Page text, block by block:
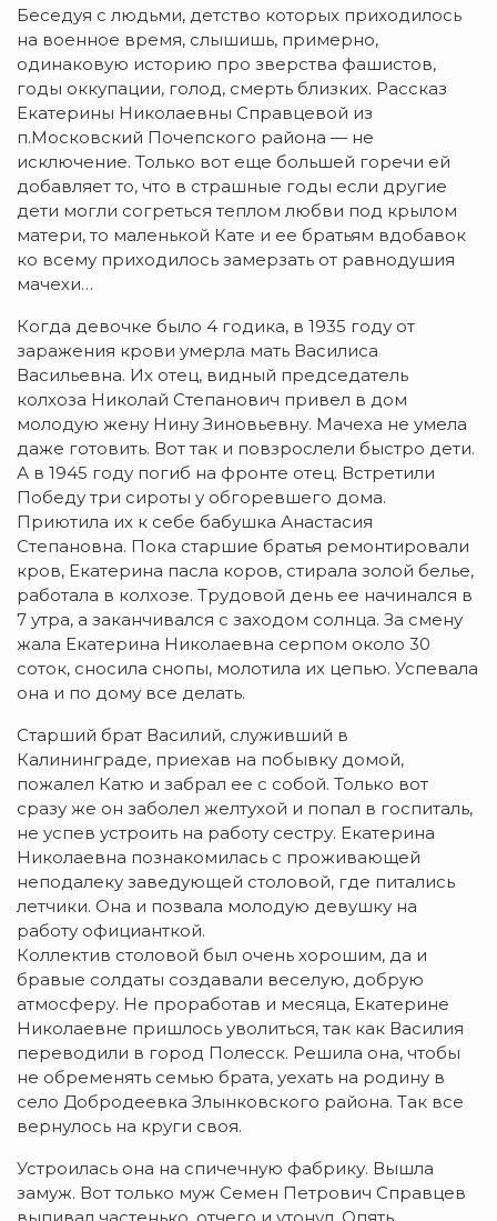
Беседуя с людьми, детство которых приходилось
на военное время, слышишь, примерно,
одинаковую историю про зверства фашистов,
годы оккупации, голод, смерть близких. Рассказ
Екатерины Николаевны Справцевой из
п.Московский Почепского района — не
исключение. Только вот еще большей горечи ей
добавляет то, что в страшные годы если другие
дети могли согреться теплом любви под крылом
матери, то маленькой Кате и ее братьям вдобавок
ко всему приходилось замерзать от равнодушия
мачехи…
Когда девочке было 4 годика, в 1935 году от
заражения крови умерла мать Василиса
Васильевна. Их отец, видный председатель
колхоза Николай Степанович привел в дом
молодую жену Нину Зиновьевну. Мачеха не умела
даже готовить. Вот так и повзрослели быстро дети.
А в 1945 году погиб на фронте отец. Встретили
Победу три сироты у обгоревшего дома.
Приютила их к себе бабушка Анастасия
Степановна. Пока старшие братья ремонтировали
кров, Екатерина пасла коров, стирала золой белье,
работала в колхозе. Трудовой день ее начинался в
7 утра, а заканчивался с заходом солнца. За смену
жала Екатерина Николаевна серпом около 30
соток, сносила снопы, молотила их цепью. Успевала
она и по дому все делать.
Старший брат Василий, служивший в
Калининграде, приехав на побывку домой,
пожалел Катю и забрал ее с собой. Только вот
сразу же он заболел желтухой и попал в госпиталь,
не успев устроить на работу сестру. Екатерина
Николаевна познакомилась с проживающей
неподалеку заведующей столовой, где питались
летчики. Она и позвала молодую девушку на
работу официанткой.
Коллектив столовой был очень хорошим, да и
бравые солдаты создавали веселую, добрую
атмосферу. Не проработав и месяца, Екатерине
Николаевне пришлось уволиться, так как Василия
переводили в город Полесск. Решила она, чтобы
не обременять семью брата, уехать на родину в
село Добродеевка Злынковского района. Так все
вернулось на круги своя.
Устроилась она на спичечную фабрику. Вышла
замуж. Вот только муж Семен Петрович Справцев
выпивал частенько, отчего и утонул. Опять